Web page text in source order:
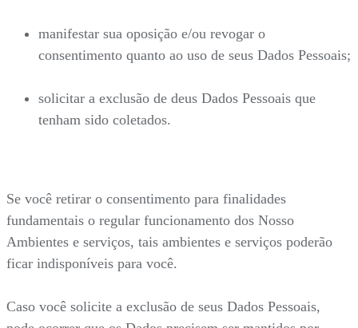
manifestar sua oposição e/ou revogar o
consentimento quanto ao uso de seus Dados Pessoais;
solicitar a exclusão de deus Dados Pessoais que
tenham sido coletados.
Se você retirar o consentimento para finalidades
fundamentais o regular funcionamento dos Nosso
Ambientes e serviços, tais ambientes e serviços poderão
ficar indisponíveis para você.
Caso você solicite a exclusão de seus Dados Pessoais,